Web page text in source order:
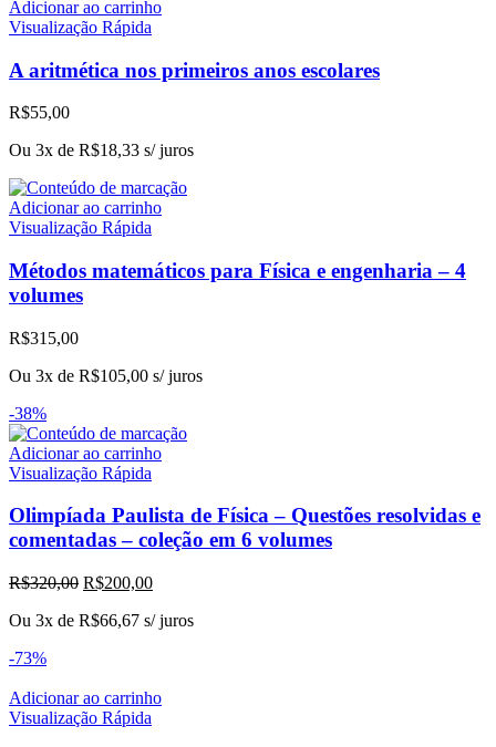
Adicionar ao carrinho
Visualização Rápida
A aritmética nos primeiros anos escolares
R$55,00
Ou 3x de R$18,33 s/ juros
Adicionar ao carrinho
Visualização Rápida
Métodos matemáticos para Física e engenharia – 4
volumes
R$315,00
Ou 3x de R$105,00 s/ juros
-38%
Adicionar ao carrinho
Visualização Rápida
Olimpíada Paulista de Física – Questões resolvidas e
comentadas – coleção em 6 volumes
R$320,00 O
original
R$200,00O
atual
Ou 3x de R$66,67 s/ juros
-73%
Adicionar ao carrinho
Visualização Rápida